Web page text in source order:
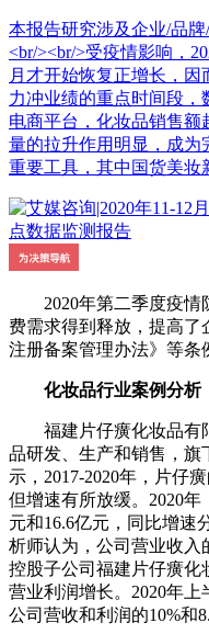
本报告研究涉及企业/品
<br/><br/>受疫情影响，
月才开始恢复正增长，
力冲业绩的重点时间段，
电商平台，化妆品销售额
量的拉升作用明显，成为
重要工具，其中国货美妆
2020年第二季度疫情
费需求得到释放，提高了
注册备案管理办法》等条
化妆品行业案例分析
福建片仔癀化妆品有限
品研发、生产和销售，旗
示，2017-2020年，片仔
但增速有所放缓。2020
元和16.6亿元，同比增速
析师认为，公司营业收入
控股子公司福建片仔癀化
营业利润增长。2020年
公司营收和利润的10%和